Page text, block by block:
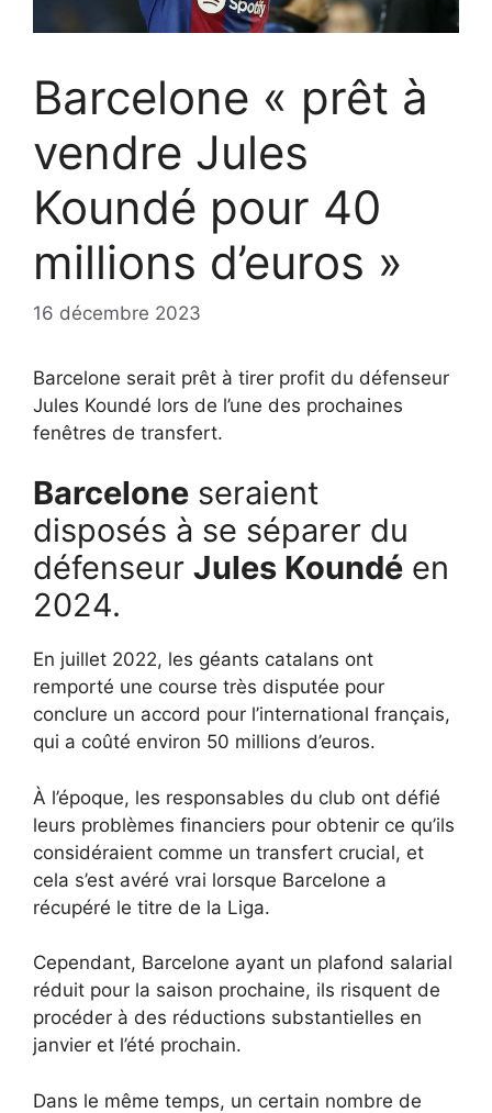
Barcelone « prêt à
vendre Jules
Koundé pour 40
millions d’euros »
16 décembre 2023
Barcelone serait prêt à tirer profit du défenseur
Jules Koundé lors de l’une des prochaines
fenêtres de transfert.
Barcelone seraient
disposés à se séparer du
défenseur Jules Koundé en
2024.
En juillet 2022, les géants catalans ont
remporté une course très disputée pour
conclure un accord pour l’international français,
qui a coûté environ 50 millions d’euros.
À l’époque, les responsables du club ont défié
leurs problèmes financiers pour obtenir ce qu’ils
considéraient comme un transfert crucial, et
cela s’est avéré vrai lorsque Barcelone a
récupéré le titre de la Liga.
Cependant, Barcelone ayant un plafond salarial
réduit pour la saison prochaine, ils risquent de
procéder à des réductions substantielles en
janvier et l’été prochain.
Dans le même temps, un certain nombre de